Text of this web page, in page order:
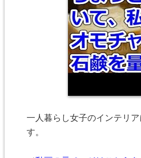
一人暮らし女子のインテリ
す。